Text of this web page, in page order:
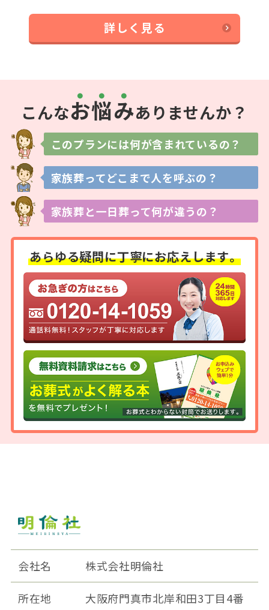
詳しく見る
こんなお悩みありませんか？
このプランには何が含まれているの？
家族葬ってどこまで人を呼ぶの？
家族葬と一日葬って何が違うの？
あらゆる疑問に丁寧にお応えします。
会社名 株式会社明倫社
所在地
大阪府門真市北岸和田3丁目4番